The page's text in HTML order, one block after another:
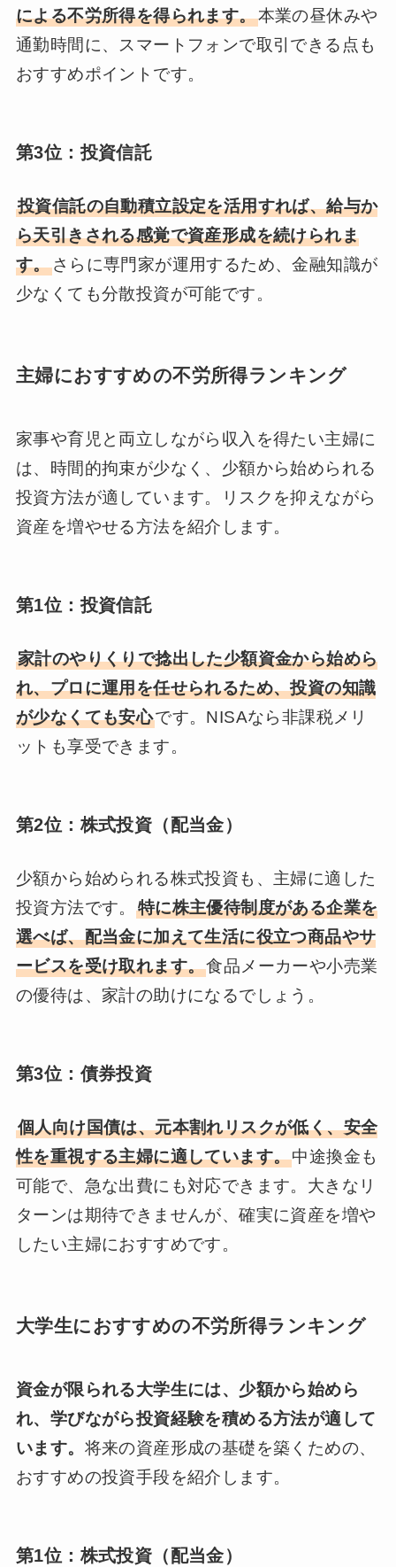
による不労所得を得られます。本業の昼休みや
通勤時間に、スマートフォンで取引できる点も
おすすめポイントです。
第3位：投資信託
投資信託の自動積立設定を活用すれば、給与か
ら天引きされる感覚で資産形成を続けられま
す。さらに専門家が運用するため、金融知識が
少なくても分散投資が可能です。
主婦におすすめの不労所得ランキング
家事や育児と両立しながら収入を得たい主婦に
は、時間的拘束が少なく、少額から始められる
投資方法が適しています。リスクを抑えながら
資産を増やせる方法を紹介します。
第1位：投資信託
家計のやりくりで捻出した少額資金から始めら
れ、プロに運用を任せられるため、投資の知識
が少なくても安心です。NISAなら非課税メリ
ットも享受できます。
第2位：株式投資（配当金）
少額から始められる株式投資も、主婦に適した
投資方法です。 特に株主優待制度がある企業を
選べば、配当金に加えて生活に役立つ商品やサ
ービスを受け取れます。食品メーカーや小売業
の優待は、家計の助けになるでしょう。
第3位：債券投資
個人向け国債は、元本割れリスクが低く、安全
性を重視する主婦に適しています。中途換金も
可能で、急な出費にも対応できます。大きなリ
ターンは期待できませんが、確実に資産を増や
したい主婦におすすめです。
大学生におすすめの不労所得ランキング
資金が限られる大学生には、少額から始めら
れ、学びながら投資経験を積める方法が適して
います。 将来の資産形成の基礎を築くための、
おすすめの投資手段を紹介します。
第1位：株式投資（配当金）